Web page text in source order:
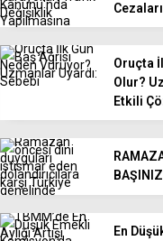
Cezaları
Oruçta
Olur?
Etkili
En